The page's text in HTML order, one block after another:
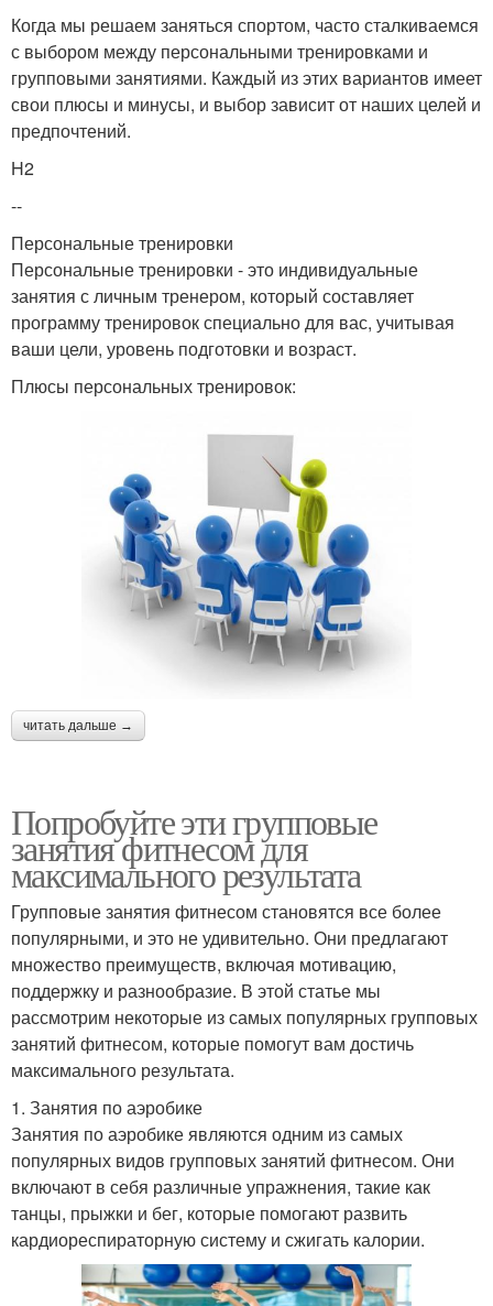
Когда мы решаем заняться спортом, часто сталкиваемся
с выбором между персональными тренировками и
групповыми занятиями. Каждый из этих вариантов имеет
свои плюсы и минусы, и выбор зависит от наших целей и
предпочтений.
H2
--
Персональные тренировки
Персональные тренировки - это индивидуальные
занятия с личным тренером, который составляет
программу тренировок специально для вас, учитывая
ваши цели, уровень подготовки и возраст.
Плюсы персональных тренировок:
читать дальше →
Попробуйте эти групповые
занятия фитнесом для
максимального результата
Групповые занятия фитнесом становятся все более
популярными, и это не удивительно. Они предлагают
множество преимуществ, включая мотивацию,
поддержку и разнообразие. В этой статье мы
рассмотрим некоторые из самых популярных групповых
занятий фитнесом, которые помогут вам достичь
максимального результата.
1. Занятия по аэробике
Занятия по аэробике являются одним из самых
популярных видов групповых занятий фитнесом. Они
включают в себя различные упражнения, такие как
танцы, прыжки и бег, которые помогают развить
кардиореспираторную систему и сжигать калории.